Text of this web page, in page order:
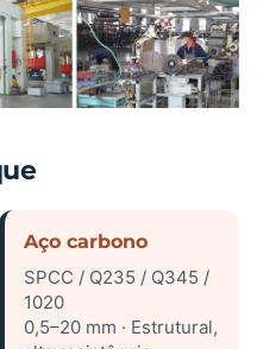
Aço carbono
SPCC / Q235 / Q345 /
1020
0,5–20 mm · Estrutural,